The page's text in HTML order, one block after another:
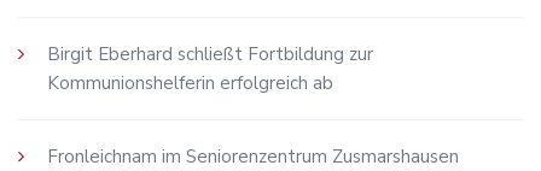
Birgit Eberhard schließt Fortbildung zur
Kommunionshelferin erfolgreich ab
Fronleichnam im Seniorenzentrum Zusmarshausen